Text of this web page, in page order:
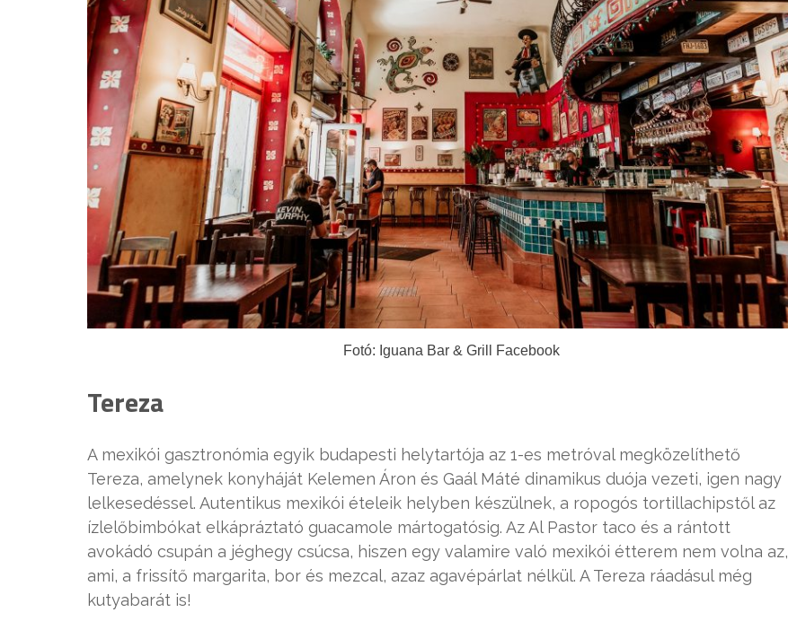
Fotó: Iguana Bar & Grill Facebook
Tereza
A mexikói gasztronómia egyik budapesti helytartója az 1-es metróval megközelíthető
Tereza, amelynek konyháját Kelemen Áron és Gaál Máté dinamikus duója vezeti, igen nagy
lelkesedéssel. Autentikus mexikói ételeik helyben készülnek, a ropogós tortillachipstől az
ízlelőbimbókat elkápráztató guacamole mártogatósig. Az Al Pastor taco és a rántott
avokádó csupán a jéghegy csúcsa, hiszen egy valamire való mexikói étterem nem volna az,
ami, a frissítő margarita, bor és mezcal, azaz agavépárlat nélkül. A Tereza ráadásul még
kutyabarát is!